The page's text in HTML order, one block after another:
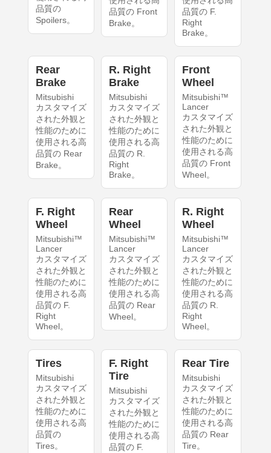
品質の
Spoilers。
品質の Front
Brake。
品質の F.
Right
Brake。
Rear
Brake
Mitsubishi
カスタマイズ
された外観と
性能のために
使用される高
品質の Rear
Brake。
R. Right
Brake
Mitsubishi
カスタマイズ
された外観と
性能のために
使用される高
品質の R.
Right
Brake。
Front
Wheel
Mitsubishi™
Lancer
カスタマイズ
された外観と
性能のために
使用される高
品質の Front
Wheel。
F. Right
Wheel
Mitsubishi™
Lancer
カスタマイズ
された外観と
性能のために
使用される高
品質の F.
Right
Wheel。
Rear
Wheel
Mitsubishi™
Lancer
カスタマイズ
された外観と
性能のために
使用される高
品質の Rear
Wheel。
R. Right
Wheel
Mitsubishi™
Lancer
カスタマイズ
された外観と
性能のために
使用される高
品質の R.
Right
Wheel。
Tires
Mitsubishi
カスタマイズ
された外観と
性能のために
使用される高
品質の
Tires。
F. Right
Tire
Mitsubishi
カスタマイズ
された外観と
性能のために
使用される高
品質の F.
Rear Tire
Mitsubishi
カスタマイズ
された外観と
性能のために
使用される高
品質の Rear
Tire。